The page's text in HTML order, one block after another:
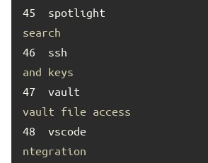
spotlight
search
ssh
and keys
vault
vault file access
vscode
ntegration